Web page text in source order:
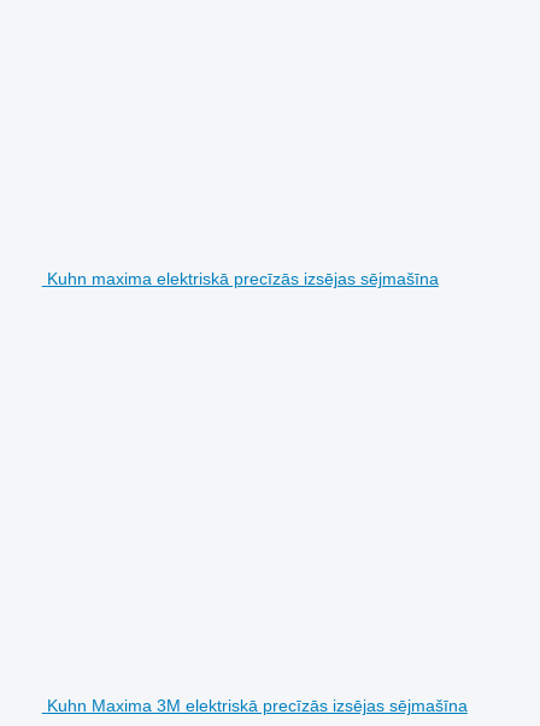
Kuhn maxima elektriskā precīzās izsējas sējmašīna
Kuhn Maxima 3M elektriskā precīzās izsējas sējmašīna